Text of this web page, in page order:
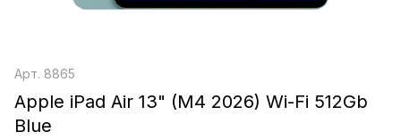
Арт. 8865
Apple iPad Air 13" (M4 2026) Wi-Fi 512Gb
Blue